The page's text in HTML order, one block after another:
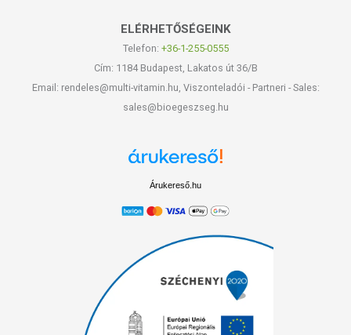
ELÉRHETŐSÉGEINK
Telefon: +36-1-255-0555
Cím: 1184 Budapest, Lakatos út 36/B
Email: rendeles@multi-vitamin.hu, Viszonteladói - Partneri - Sales:
sales@bioegeszseg.hu
Árukereső.hu